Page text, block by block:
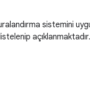
sistemini